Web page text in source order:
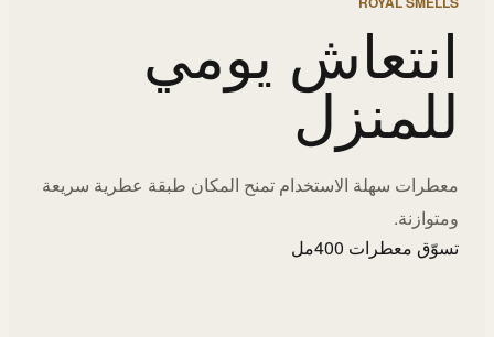
انتعاش يومي
للمنزل
معطرات سهلة الاستخدام تمنح المكان طبقة عطرية سريعة
ومتوازنة.
تسوّق معطرات 400مل